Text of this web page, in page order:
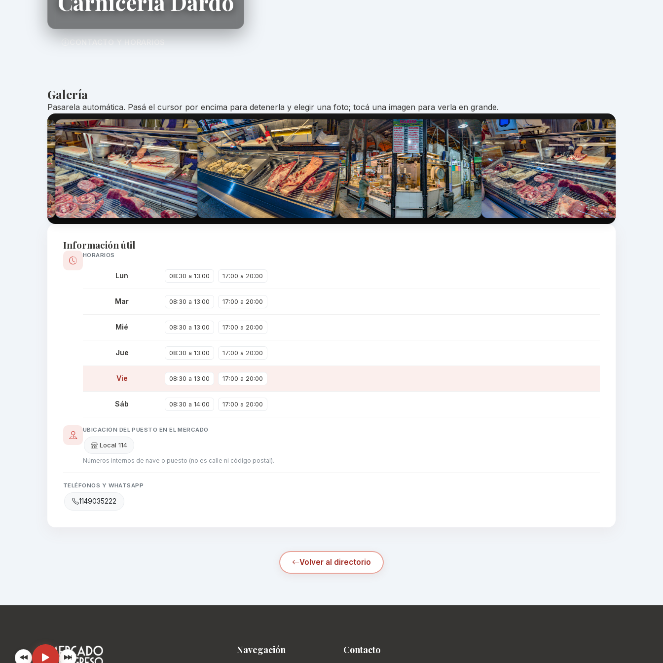
CONTACTO Y HORARIOS
Galería
Pasarela automática. Pasá el cursor por encima para detenerla y elegir una foto; tocá una imagen para verla en grande.
Información útil
HORARIOS
Lun 08:30 a 13:00 17:00 a 20:00
Mar 08:30 a 13:00 17:00 a 20:00
Mié 08:30 a 13:00 17:00 a 20:00
Jue 08:30 a 13:00 17:00 a 20:00
Vie 08:30 a 13:00 17:00 a 20:00
Sáb 08:30 a 14:00 17:00 a 20:00
UBICACIÓN DEL PUESTO EN EL MERCADO
Local 114
Números internos de nave o puesto (no es calle ni código postal).
TELÉFONOS Y WHATSAPP
1149035222
Volver al directorio
Navegación Contacto